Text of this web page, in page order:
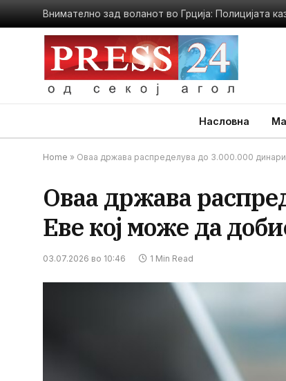
Внимателно зад воланот во Грција: Полицијата
Насловна
Home » Оваа држава распределува до 3.000.000
Оваа држава
Еве кој може да
03.07.2026 во 10:46 1 Min Read